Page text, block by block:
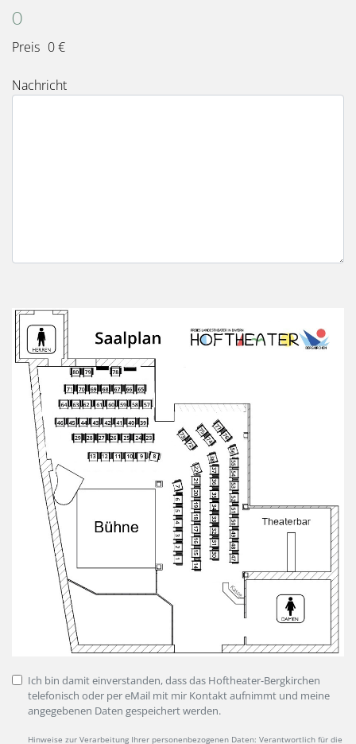
Gesamt
0
Preis 0 €
Nachricht
Bild
Ich bin damit einverstanden, dass das Hoftheater-Bergkirchen
telefonisch oder per eMail mit mir Kontakt aufnimmt und meine
angegebenen Daten gespeichert werden.
Hinweise zur Verarbeitung Ihrer personenbezogenen Daten: Verantwortlich für die